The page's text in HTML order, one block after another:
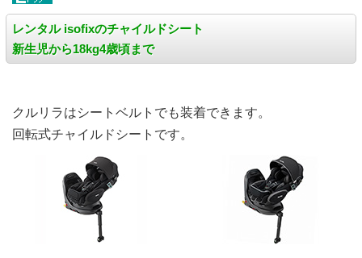
レンタル isofixのチャイルドシート
新生児から18kg4歳頃まで
クルリラはシートベルトでも装着できます。
回転式チャイルドシートです。